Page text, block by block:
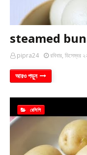
steamed
pipra24 রবিবার, ডিসেম্বর
আরও পড়ুন
রেসিপি